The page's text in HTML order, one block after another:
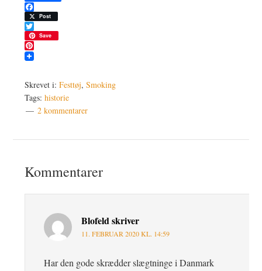
Facebook
Post
Twitter
Save
Pinterest
Skrevet i:Festtøj,Smoking
Tags:historie
2 kommentarer
Kommentarer
Blofeldskriver
11. FEBRUAR 2020 KL. 14:59
Har den gode skrædder slægtninge i Danmark